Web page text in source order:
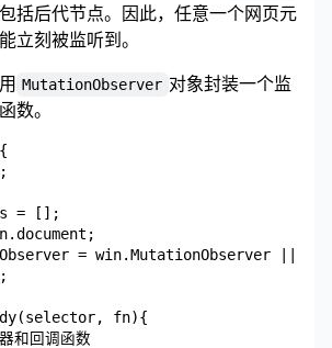
括后代节点。因此，任意一个网页元
立刻被监听到。
MutationObserver 对象封装一个监
数。
= [];
= win.MutationObserver ||
fn){
和回调函数